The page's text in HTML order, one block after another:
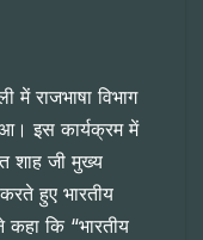
राजभाषा विभाग
इस कार्यक्रम में
शाह जी मुख्य
हुए भारतीय
कि “भारतीय